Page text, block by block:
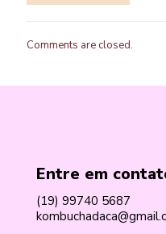
Comments are closed.
Entre em
(19) 99740 5687